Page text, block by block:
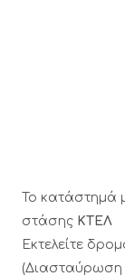
Το κατάστημά
στάσης ΚΤΕΛ
Εκτελείτε
(Διασταύρωση